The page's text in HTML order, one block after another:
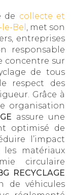
de collecte et
Bel , met son
entreprises
responsable
concentre sur
de tous
respect des
Grâce à
organisation
assure une
optimisé de
l’impact
matériaux
circulaire
RECYCLAGE
de véhicules